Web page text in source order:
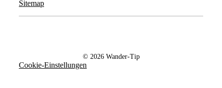
Sitemap
© 2026 Wander-Tip
Cookie-Einstellungen